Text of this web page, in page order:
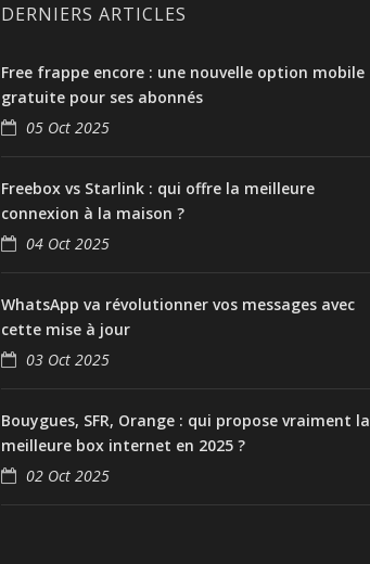
DERNIERS ARTICLES
Free frappe encore : une nouvelle option mobile
gratuite pour ses abonnés
05 Oct 2025
Freebox vs Starlink : qui offre la meilleure
connexion à la maison ?
04 Oct 2025
WhatsApp va révolutionner vos messages avec
cette mise à jour
03 Oct 2025
Bouygues, SFR, Orange : qui propose vraiment la
meilleure box internet en 2025 ?
02 Oct 2025